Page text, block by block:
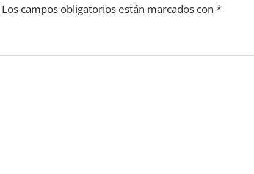
Los campos obligatorios están marcados con *